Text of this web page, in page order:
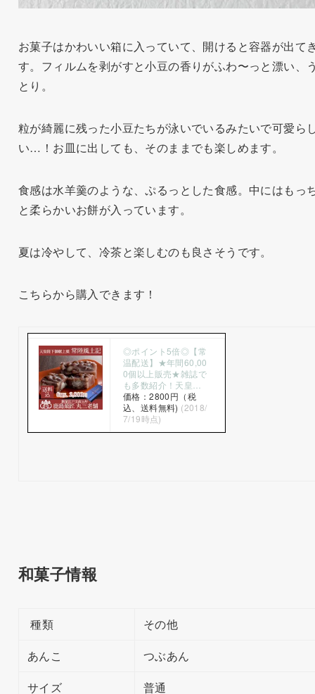
お菓子はかわいい箱に入っていて、開けると容器が出て
す。フィルムを剥がすと小豆の香りがふわ〜っと漂い、
とり。
粒が綺麗に残った小豆たちが泳いでいるみたいで可愛ら
い…！お皿に出しても、そのままでも楽しめます。
食感は水羊羹のような、ぷるっとした食感。中にはもっ
と柔らかいお餅が入っています。
夏は冷やして、冷茶と楽しむのも良さそうです。
こちらから購入できます！
◎ポイント5倍◎【常
温配送】★年間60,00
0個以上販売★雑誌で
も多数紹介！天皇…
価格：2800円（税
込、送料無料) (2018/
7/19時点)
和菓子情報
種類
その他
あんこ
つぶあん
サイズ
普通